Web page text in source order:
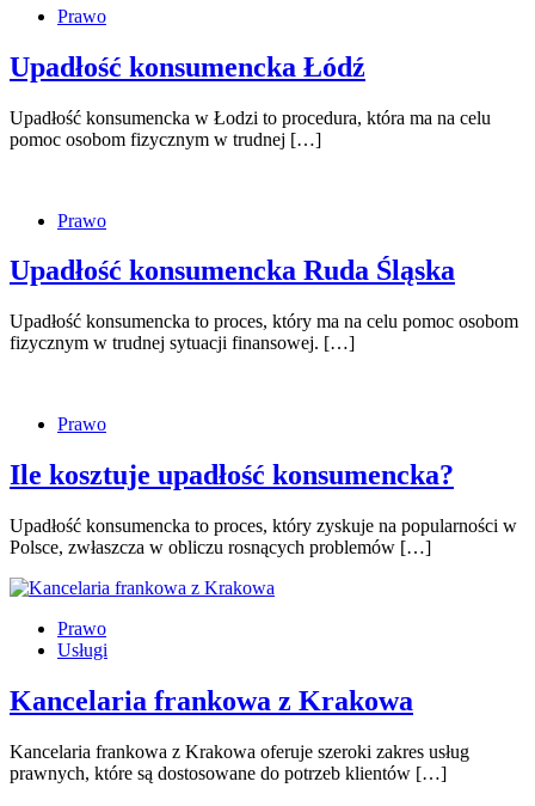
Prawo
Upadłość konsumencka Łódź
Upadłość konsumencka w Łodzi to procedura, która ma na celu
pomoc osobom fizycznym w trudnej […]
Prawo
Upadłość konsumencka Ruda Śląska
Upadłość konsumencka to proces, który ma na celu pomoc osobom
fizycznym w trudnej sytuacji finansowej. […]
Prawo
Ile kosztuje upadłość konsumencka?
Upadłość konsumencka to proces, który zyskuje na popularności w
Polsce, zwłaszcza w obliczu rosnących problemów […]
Prawo
Usługi
Kancelaria frankowa z Krakowa
Kancelaria frankowa z Krakowa oferuje szeroki zakres usług
prawnych, które są dostosowane do potrzeb klientów […]